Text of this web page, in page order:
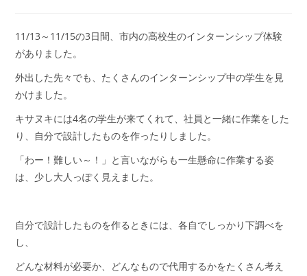
11/13～11/15の3日間、市内の高校生のインターンシップ体験
がありました。
外出した先々でも、たくさんのインターンシップ中の学生を見
かけました。
キサヌキには4名の学生が来てくれて、社員と一緒に作業をした
り、自分で設計したものを作ったりしました。
「わー！難しい～！」と言いながらも一生懸命に作業する姿
は、少し大人っぽく見えました。
自分で設計したものを作るときには、各自でしっかり下調べを
し、
どんな材料が必要か、どんなもので代用するかをたくさん考え